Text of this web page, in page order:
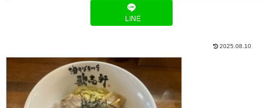
LINE
2025.08.10